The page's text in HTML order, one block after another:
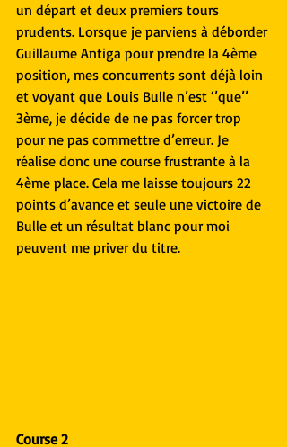
un départ et deux premiers tours
prudents. Lorsque je parviens à déborder
Guillaume Antiga pour prendre la 4ème
position, mes concurrents sont déjà loin
et voyant que Louis Bulle n’est ‘’que’’
3ème, je décide de ne pas forcer trop
pour ne pas commettre d’erreur. Je
réalise donc une course frustrante à la
4ème place. Cela me laisse toujours 22
points d’avance et seule une victoire de
Bulle et un résultat blanc pour moi
peuvent me priver du titre.
Course 2